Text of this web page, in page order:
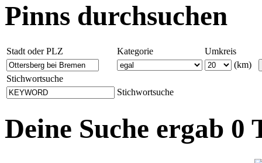
Pinns durchsuchen
Stadt oder PLZ Kategorie
Umkreis
(km)
Stichwortsuche
Stichwortsuche
Deine Suche ergab 0